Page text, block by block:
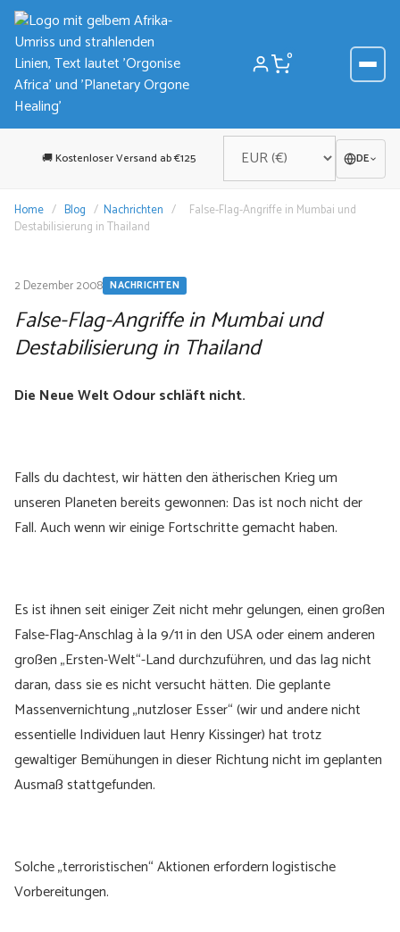
Zum
Inhalt
springen
0
🚚 Kostenloser Versand ab €125 DE
Home / Blog / Nachrichten /
False-Flag-Angriffe in Mumbai und
Destabilisierung in Thailand
2 Dezember 2008 NACHRICHTEN
False-Flag-Angriffe in Mumbai und
Destabilisierung in Thailand
Die Neue Welt Odour schläft nicht.
Falls du dachtest, wir hätten den ätherischen Krieg um
unseren Planeten bereits gewonnen: Das ist noch nicht der
Fall. Auch wenn wir einige Fortschritte gemacht haben.
Es ist ihnen seit einiger Zeit nicht mehr gelungen, einen großen
False-Flag-Anschlag à la 9/11 in den USA oder einem anderen
großen „Ersten-Welt“-Land durchzuführen, und das lag nicht
daran, dass sie es nicht versucht hätten. Die geplante
Massenvernichtung „nutzloser Esser“ (wir und andere nicht
essentielle Individuen laut Henry Kissinger) hat trotz
gewaltiger Bemühungen in dieser Richtung nicht im geplanten
Ausmaß stattgefunden.
Solche „terroristischen“ Aktionen erfordern logistische
Vorbereitungen.